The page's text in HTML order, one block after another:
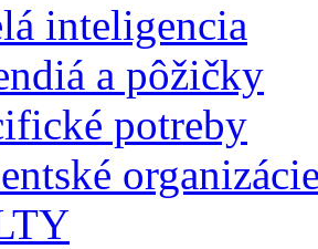
inteligencia
a pôžičky
potreby